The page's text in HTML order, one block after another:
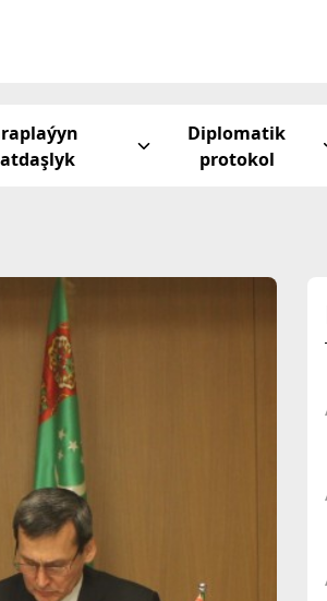
Diplomatik
protokol